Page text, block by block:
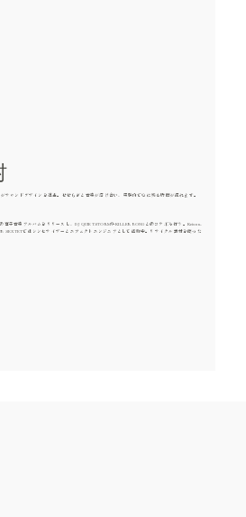
サウンドデザインを担当。せせらぎと音楽が溶け合い、実験的で心に残る時間が流れます。
子音楽アルバムをリリースし、DJ QUIETSTORMやKILLER BONGとのコラボも行う。Keison、
SEXTETではシンセサイザーとエフェクトエンジニアとして活動中。リサイクル素材を使った